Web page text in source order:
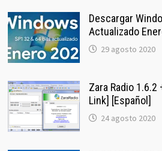
Descargar
Actualizado
29 agosto 2020
Zara Radio
Link] [Español]
24 agosto 2020